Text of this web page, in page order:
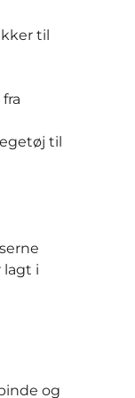
til
til
lagt i
og